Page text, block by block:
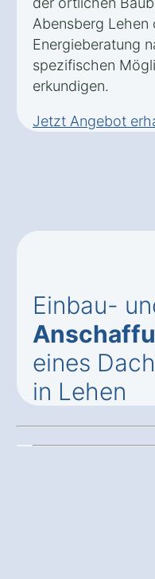
Abensberg Lehen
Energieberatung
spezifischen
erkundigen.
Jetzt Angebot
Einbau-
eines
in Lehen